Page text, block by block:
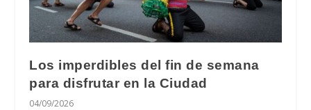
Los imperdibles del fin de semana
para disfrutar en la Ciudad
04/09/2026